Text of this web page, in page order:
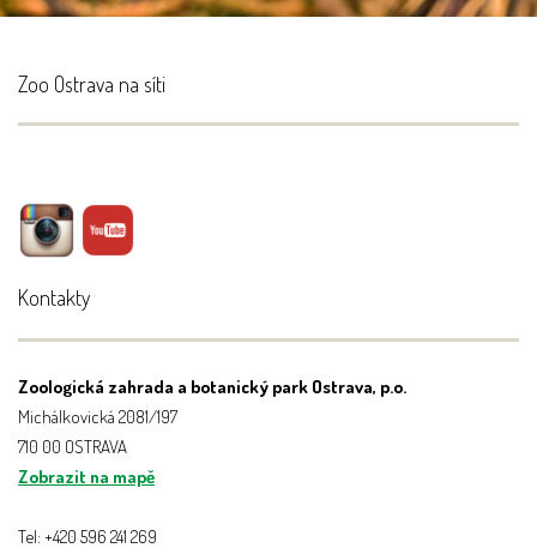
Zoo Ostrava na síti
Kontakty
Zoologická zahrada a botanický park Ostrava, p.o.
Michálkovická 2081/197
710 00 OSTRAVA
Zobrazit na mapě
Tel: +420 596 241 269